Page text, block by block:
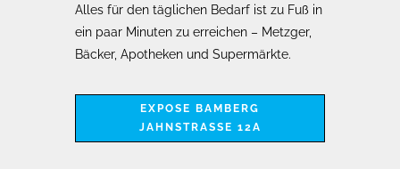
Alles für den täglichen Bedarf ist zu Fuß in
ein paar Minuten zu erreichen – Metzger,
Bäcker, Apotheken und Supermärkte.
EXPOSE BAMBERG
JAHNSTRASSE 12A